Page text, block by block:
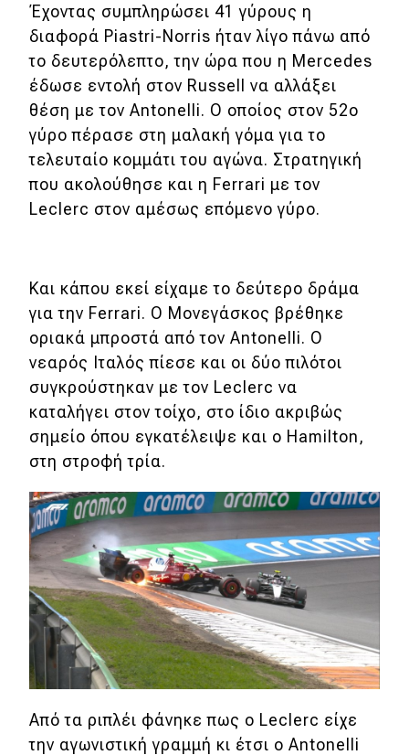
Έχοντας συμπληρώσει 41 γύρους η
διαφορά Piastri-Norris ήταν λίγο πάνω από
το δευτερόλεπτο, την ώρα που η Mercedes
έδωσε εντολή στον Russell να αλλάξει
θέση με τον Antonelli. Ο οποίος στον 52ο
γύρο πέρασε στη μαλακή γόμα για το
τελευταίο κομμάτι του αγώνα. Στρατηγική
που ακολούθησε και η Ferrari με τον
Leclerc στον αμέσως επόμενο γύρο.
Και κάπου εκεί είχαμε το δεύτερο δράμα
για την Ferrari. Ο Μονεγάσκος βρέθηκε
οριακά μπροστά από τον Antonelli. Ο
νεαρός Ιταλός πίεσε και οι δύο πιλότοι
συγκρούστηκαν με τον Leclerc να
καταλήγει στον τοίχο, στο ίδιο ακριβώς
σημείο όπου εγκατέλειψε και ο Hamilton,
στη στροφή τρία.
Από τα ριπλέι φάνηκε πως ο Leclerc είχε
την αγωνιστική γραμμή κι έτσι ο Antonelli